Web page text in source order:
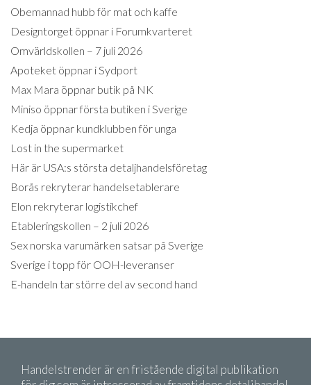
Obemannad hubb för mat och kaffe
Designtorget öppnar i Forumkvarteret
Omvärldskollen – 7 juli 2026
Apoteket öppnar i Sydport
Max Mara öppnar butik på NK
Miniso öppnar första butiken i Sverige
Kedja öppnar kundklubben för unga
Lost in the supermarket
Här är USA:s största detaljhandelsföretag
Borås rekryterar handelsetablerare
Elon rekryterar logistikchef
Etableringskollen – 2 juli 2026
Sex norska varumärken satsar på Sverige
Sverige i topp för OOH-leveranser
E-handeln tar större del av second hand
Handelstrender är en fristående digital publikation